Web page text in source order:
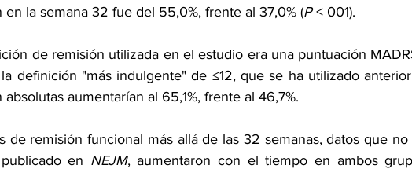
en la semana 32 fue del 55,0%, frente al 37,0% (P < 001).
de remisión utilizada en el estudio era una puntuación
definición "más indulgente" de ≤12, que se ha utilizado
absolutas aumentarían al 65,1%, frente al 46,7%.
de remisión funcional más allá de las 32 semanas, datos que
en NEJM, aumentaron con el tiempo en ambos